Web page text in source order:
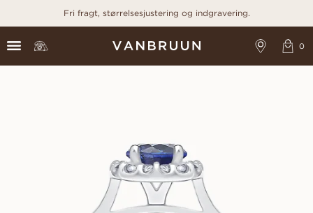
Fri fragt, størrelsesjustering og indgravering.